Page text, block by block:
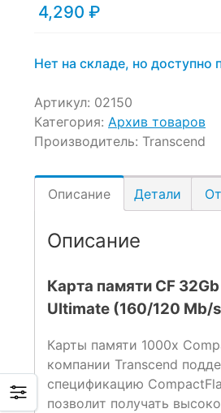
4,290 ₽
Нет на складе, но доступно
Артикул: 02150
Категория: Архив товаров
Производитель: Transcend
Описание Детали
Описание
Карта памяти CF
Ultimate (160/120 Mb/
Карты памяти 1000x
компании Transcend
спецификацию
позволит получать